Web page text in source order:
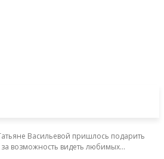
Васильевой пришлось подарить
за возможность видеть любимых...